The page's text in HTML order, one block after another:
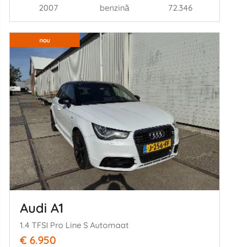
2007 benzină 72.346
nou
Audi A1
1.4 TFSI Pro Line S Automaat
€ 6.950